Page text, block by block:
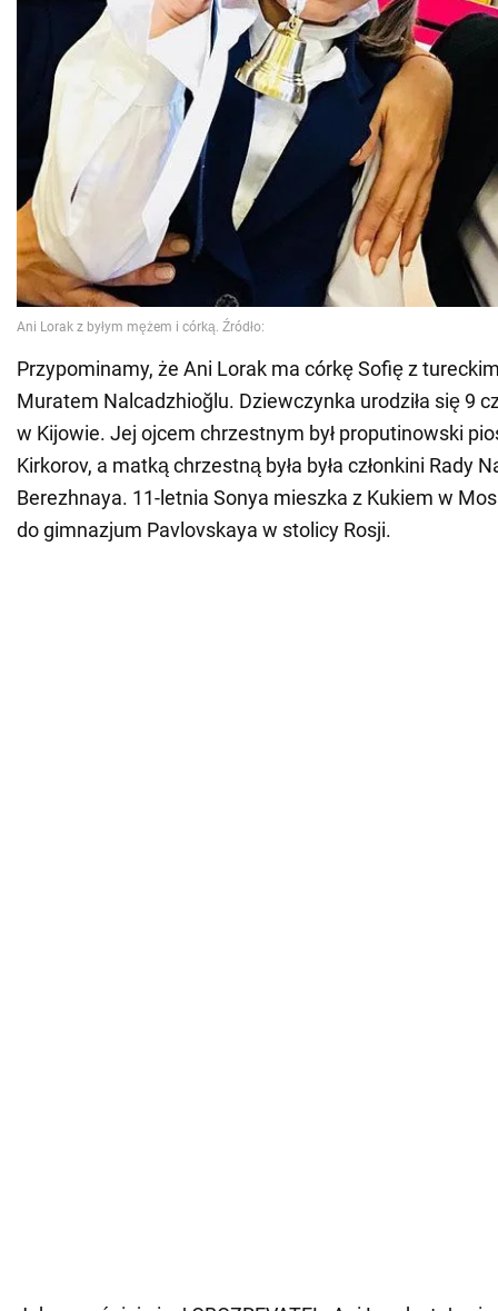
Przypominamy, że Ani Lorak ma córkę Sofię z
Muratem Nalcadzhioğlu. Dziewczynka urodziła się 9
w Kijowie. Jej ojcem chrzestnym był proputinowski
Kirkorov, a matką chrzestną była była członkini Rady
Berezhnaya. 11-letnia Sonya mieszka z Kukiem w
do gimnazjum Pavlovskaya w stolicy Rosji.